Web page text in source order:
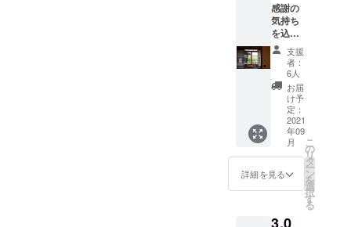
感謝の
気持ち
を込め
たメッ
セージ
とヨリ
ドコロ1
日利用
チケッ
トをお
送りし
ます。
チケッ
トは
メール
しま
支援
者：
6人
お届
け予
定：
2021
年09
月
詳細を見る
こ
の
リ
タ
ー
ン
を
選
択
す
る